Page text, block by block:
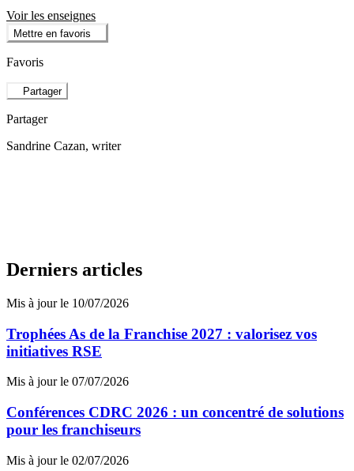
Voir les enseignes
Mettre en favoris
Favoris
Partager
Partager
Sandrine Cazan, writer
Derniers articles
Mis à jour le 10/07/2026
Trophées As de la Franchise 2027 : valorisez vos
initiatives RSE
Mis à jour le 07/07/2026
Conférences CDRC 2026 : un concentré de solutions
pour les franchiseurs
Mis à jour le 02/07/2026